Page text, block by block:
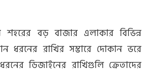
শহরের বড় বাজার এলাকার বিভিন্ন
ধরনের রাখির সম্ভারে দোকান ভরে
ডিজাইনের রাখিগুলি ক্রেতাদের